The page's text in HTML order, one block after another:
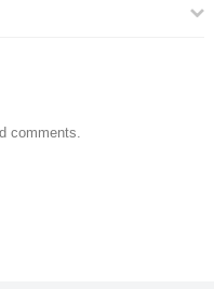
comments.